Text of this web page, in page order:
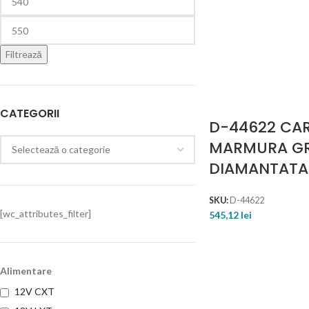
Filtrează
CATEGORII
[wc_attributes_filter]
Alimentare
12V CXT
D-44622
MARMURA
SKU: D-44622
545,12 lei